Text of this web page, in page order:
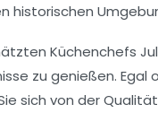
historischen
Küchenchefs
zu genießen. Egal
sich von der